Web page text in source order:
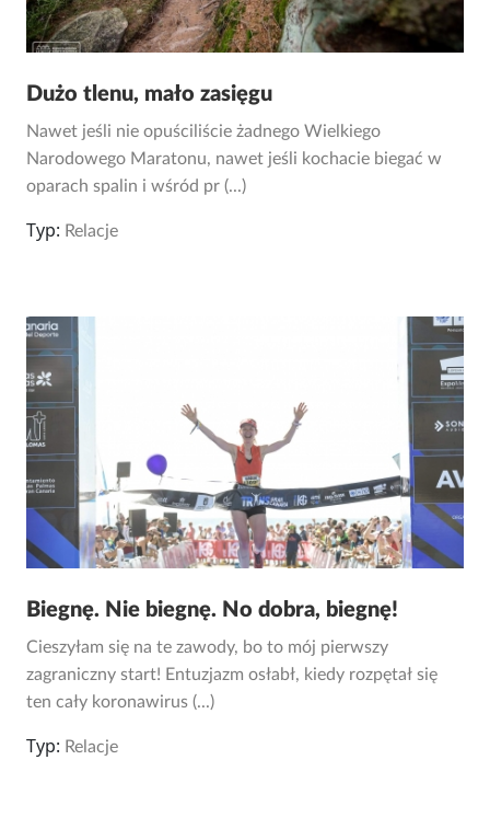
Dużo tlenu, mało zasięgu
Nawet jeśli nie opuściliście żadnego Wielkiego
Narodowego Maratonu, nawet jeśli kochacie biegać w
oparach spalin i wśród pr (...)
Typ: Relacje
Biegnę. Nie biegnę. No dobra, biegnę!
Cieszyłam się na te zawody, bo to mój pierwszy
zagraniczny start! Entuzjazm osłabł, kiedy rozpętał się
ten cały koronawirus (...)
Typ: Relacje